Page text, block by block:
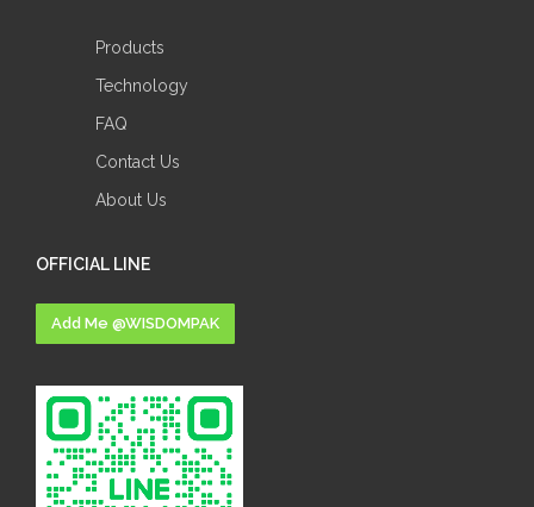
Products
Technology
FAQ
Contact Us
About Us
OFFICIAL LINE
Add Me @WISDOMPAK